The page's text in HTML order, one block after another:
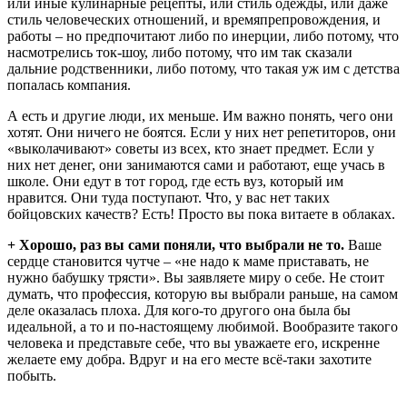
стиль человеческих отношений, и времяпрепровождения, и
работы – но предпочитают либо по инерции, либо потому, что
насмотрелись ток-шоу, либо потому, что им так сказали
дальние родственники, либо потому, что такая уж им с детства
попалась компания.
А есть и другие люди, их меньше. Им важно понять, чего они
хотят. Они ничего не боятся. Если у них нет репетиторов, они
«выколачивают» советы из всех, кто знает предмет. Если у
них нет денег, они занимаются сами и работают, еще учась в
школе. Они едут в тот город, где есть вуз, который им
нравится. Они туда поступают. Что, у вас нет таких
бойцовских качеств? Есть! Просто вы пока витаете в облаках.
+ Хорошо, раз вы сами поняли, что выбрали не то. Ваше
сердце становится чутче – «не надо к маме приставать, не
нужно бабушку трясти». Вы заявляете миру о себе. Не стоит
думать, что профессия, которую вы выбрали раньше, на самом
деле оказалась плоха. Для кого-то другого она была бы
идеальной, а то и по-настоящему любимой. Вообразите такого
человека и представьте себе, что вы уважаете его, искренне
желаете ему добра. Вдруг и на его месте всё-таки захотите
побыть.